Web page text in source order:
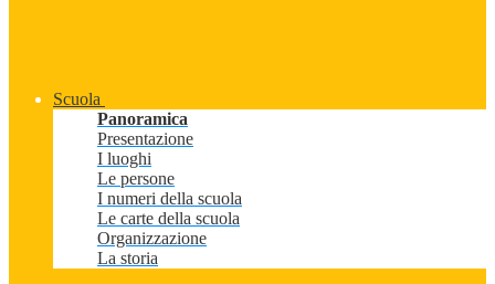
Scuola
Panoramica
Presentazione
I luoghi
Le persone
I numeri della scuola
Le carte della scuola
Organizzazione
La storia